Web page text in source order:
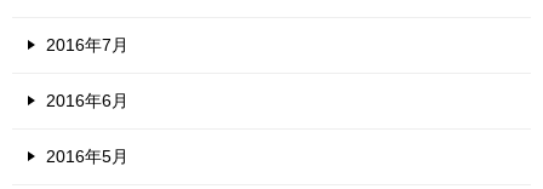
2016年7月
2016年6月
2016年5月